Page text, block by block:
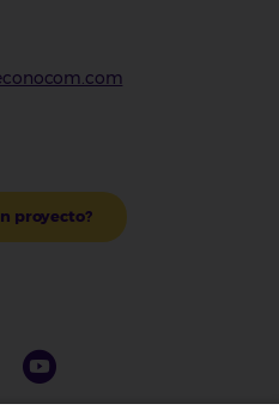
proyecto?